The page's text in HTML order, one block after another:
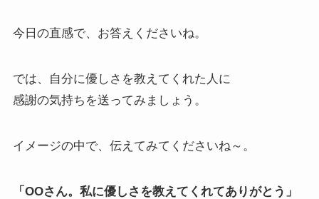
今日の直感で、お答えくださいね。
では、自分に優しさを教えてくれた人に
感謝の気持ちを送ってみましょう。
イメージの中で、伝えてみてくださいね～。
「OOさん。私に優しさを教えてくれてありがとう」